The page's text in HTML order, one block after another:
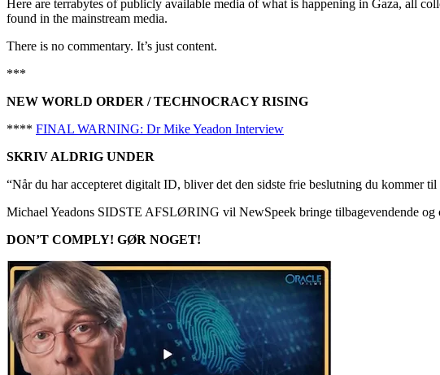
Here are terrabytes of publicly available media of what is happening in Gaza, all
found in the mainstream media.
There is no commentary. It’s just content.
***
NEW WORLD ORDER / TECHNOCRACY RISING
**** FINAL WARNING: Dr Mike Yeadon Interview
SKRIV ALDRIG UNDER
“Når du har accepteret digitalt ID, bliver det den sidste frie beslutning du kommer
Michael Yeadons SIDSTE AFSLØRING vil NewSpeek bringe tilbagevendende
DON’T COMPLY! GØR NOGET!